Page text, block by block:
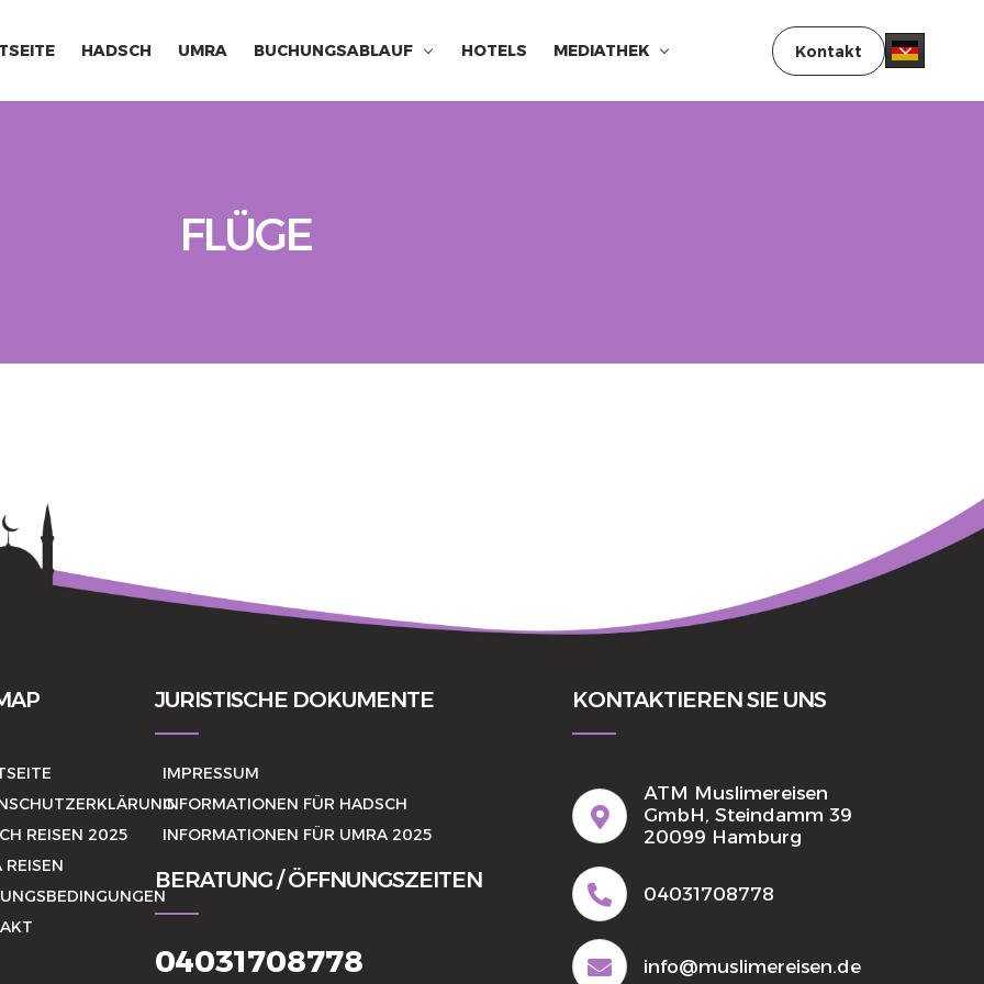
Kontakt
HADSCH UMRA BUCHUNGSABLAUF HOTELS MEDIATHEK
FLÜGE
REISEN 2025
REISEN
JURISTISCHE DOKUMENTE
IMPRESSUM
INFORMATIONEN FÜR HADSCH
INFORMATIONEN FÜR UMRA 2025
BERATUNG / ÖFFNUNGSZEITEN
04031708778
KONTAKTIEREN SIE UNS
ATM Muslimereisen
GmbH, Steindamm 39
20099 Hamburg
04031708778
info@muslimereisen.de